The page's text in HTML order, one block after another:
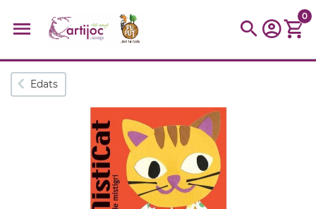
Cerques populars
trencaclosques baldufa
parquing tinkering kit
0
Edats